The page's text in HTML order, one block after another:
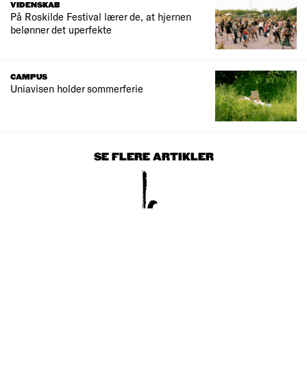
VIDENSKAB
På Roskilde Festival lærer de, at hjernen
belønner det uperfekte
CAMPUS
Uniavisen holder sommerferie
SE FLERE ARTIKLER